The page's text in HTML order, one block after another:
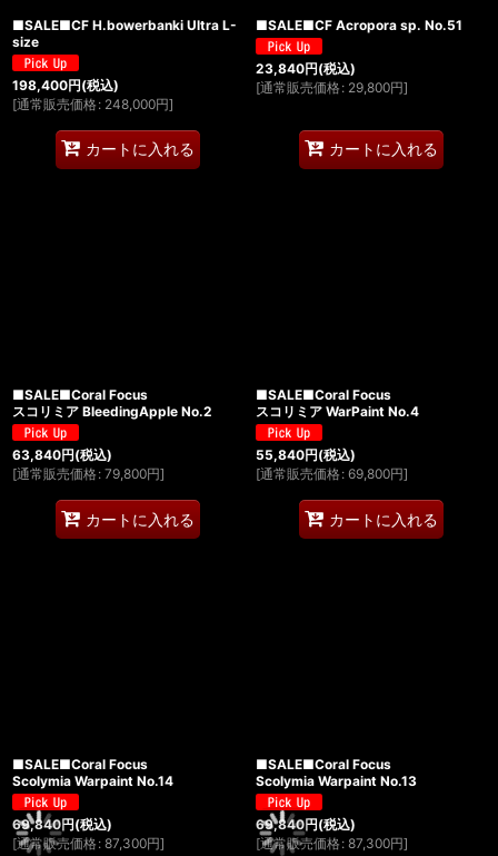
■SALE■CF H.bowerbanki Ultra L-
size
198,400円(税込)
[通常販売価格 : 248,000円]
カートに入れる
■SALE■CF Acropora sp. No.51
23,840円(税込)
[通常販売価格 : 29,800円]
カートに入れる
■SALE■Coral Focus
スコリミア BleedingApple No.2
63,840円(税込)
[通常販売価格 : 79,800円]
カートに入れる
■SALE■Coral Focus
スコリミア WarPaint No.4
55,840円(税込)
[通常販売価格 : 69,800円]
カートに入れる
■SALE■Coral Focus
Scolymia Warpaint No.14
69,840円(税込)
[通常販売価格 : 87,300円]
■SALE■Coral Focus
Scolymia Warpaint No.13
69,840円(税込)
[通常販売価格 : 87,300円]